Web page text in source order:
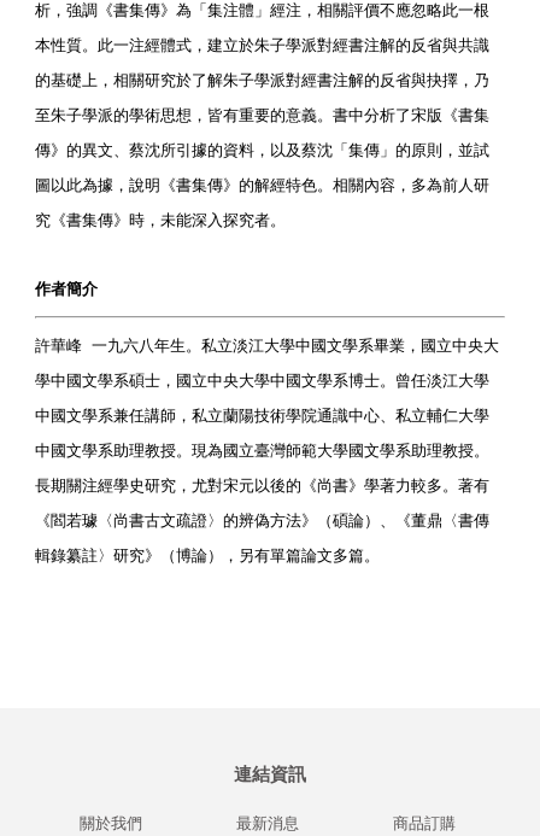
析，強調《書集傳》為「集注體」經注，相關評價不應忽略此一根
本性質。此一注經體式，建立於朱子學派對經書注解的反省與共識
的基礎上，相關研究於了解朱子學派對經書注解的反省與抉擇，乃
至朱子學派的學術思想，皆有重要的意義。書中分析了宋版《書集
傳》的異文、蔡沈所引據的資料，以及蔡沈「集傳」的原則，並試
圖以此為據，說明《書集傳》的解經特色。相關內容，多為前人研
究《書集傳》時，未能深入探究者。
作者簡介
許華峰 一九六八年生。私立淡江大學中國文學系畢業，國立中央大
學中國文學系碩士，國立中央大學中國文學系博士。曾任淡江大學
中國文學系兼任講師，私立蘭陽技術學院通識中心、私立輔仁大學
中國文學系助理教授。現為國立臺灣師範大學國文學系助理教授。
長期關注經學史研究，尤對宋元以後的《尚書》學著力較多。著有
《閻若璩〈尚書古文疏證〉的辨偽方法》（碩論）、《董鼎〈書傳
輯錄纂註〉研究》（博論），另有單篇論文多篇。
連結資訊
關於我們 最新消息 商品訂購